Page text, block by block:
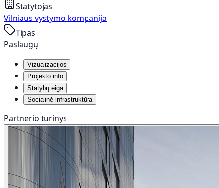
Statytojas
Vilniaus vystymo kompanija
Tipas
Paslaugų
Vizualizacijos
Projekto info
Statybų eiga
Socialinė infrastruktūra
Partnerio turinys